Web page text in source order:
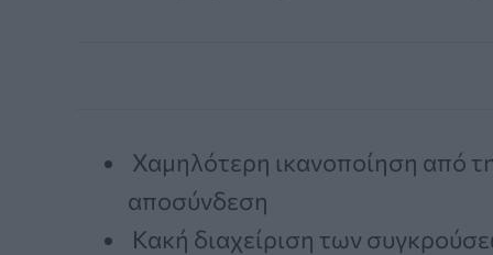
Χαμηλότερη ικανοποίηση από
αποσύνδεση
Κακή διαχείριση των